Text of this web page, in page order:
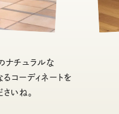
ナチュラルな
コーディネートを
いね。